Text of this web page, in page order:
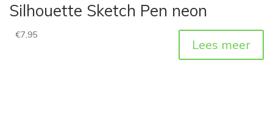
Silhouette Sketch Pen neon
€7,95
Lees meer